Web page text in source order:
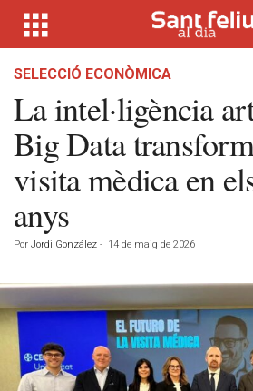
SELECCIÓ ECONÒMICA
La intel·ligència
Big Data
visita mèdica en
anys
Por Jordi González - 14 de maig de 2026